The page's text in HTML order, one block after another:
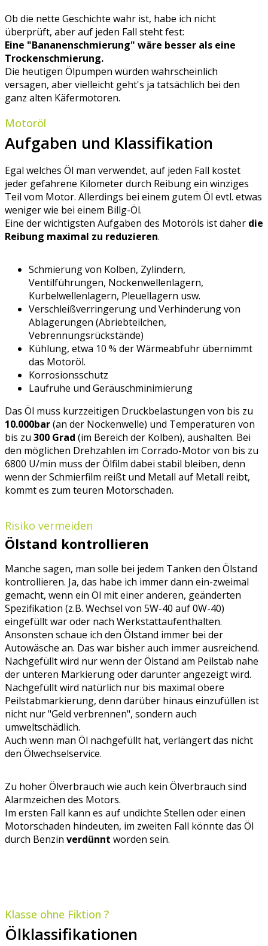
Ob die nette Geschichte wahr ist, habe ich nicht
überprüft, aber auf jeden Fall steht fest:
Eine "Bananenschmierung" wäre besser als eine
Trockenschmierung.
Die heutigen Ölpumpen würden wahrscheinlich
versagen, aber vielleicht geht's ja tatsächlich bei den
ganz alten Käfermotoren.
Motoröl
Aufgaben und Klassifikation
Egal welches Öl man verwendet, auf jeden Fall kostet
jeder gefahrene Kilometer durch Reibung ein winziges
Teil vom Motor. Allerdings bei einem gutem Öl evtl. etwas
weniger wie bei einem Billg-Öl.
Eine der wichtigsten Aufgaben des Motoröls ist daher die
Reibung maximal zu reduzieren.
Schmierung von Kolben, Zylindern,
Ventilführungen, Nockenwellenlagern,
Kurbelwellenlagern, Pleuellagern usw.
Verschleißverringerung und Verhinderung von
Ablagerungen (Abriebteilchen,
Vebrennungsrückstände)
Kühlung, etwa 10 % der Wärmeabfuhr übernimmt
das Motoröl.
Korrosionsschutz
Laufruhe und Geräuschminimierung
Das Öl muss kurzzeitigen Druckbelastungen von bis zu
10.000bar(an der Nockenwelle) und Temperaturen von
bis zu 300 Grad (im Bereich der Kolben), aushalten. Bei
den möglichen Drehzahlen im Corrado-Motor von bis zu
6800 U/min muss der Ölfilm dabei stabil bleiben, denn
wenn der Schmierfilm reißt und Metall auf Metall reibt,
kommt es zum teuren Motorschaden.
Risiko vermeiden
Ölstand kontrollieren
Manche sagen, man solle bei jedem Tanken den Ölstand
kontrollieren. Ja, das habe ich immer dann ein-zweimal
gemacht, wenn ein Öl mit einer anderen, geänderten
Spezifikation (z.B. Wechsel von 5W-40 auf 0W-40)
eingefüllt war oder nach Werkstattaufenthalten.
Ansonsten schaue ich den Ölstand immer bei der
Autowäsche an. Das war bisher auch immer ausreichend.
Nachgefüllt wird nur wenn der Ölstand am Peilstab nahe
der unteren Markierung oder darunter angezeigt wird.
Nachgefüllt wird natürlich nur bis maximal obere
Peilstabmarkierung, denn darüber hinaus einzufüllen ist
nicht nur "Geld verbrennen", sondern auch
umweltschädlich.
Auch wenn man Öl nachgefüllt hat, verlängert das nicht
den Ölwechselservice.
Zu hoher Ölverbrauch wie auch kein Ölverbrauch sind
Alarmzeichen des Motors.
Im ersten Fall kann es auf undichte Stellen oder einen
Motorschaden hindeuten, im zweiten Fall könnte das Öl
durch Benzin verdünnt worden sein.
Klasse ohne Fiktion ?
Ölklassifikationen